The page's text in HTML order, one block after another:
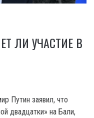
ЛИ УЧАСТИЕ В
Путин заявил, что
двадцатки» на Бали,